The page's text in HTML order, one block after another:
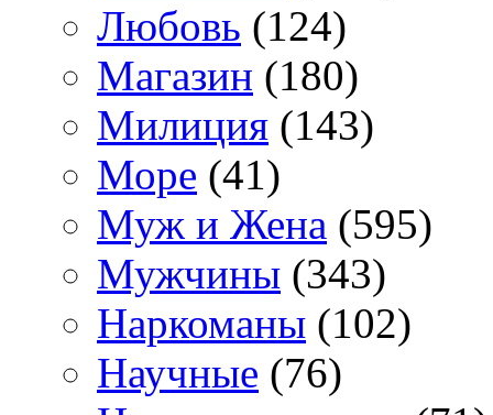
Любовь (124)
Магазин (180)
Милиция (143)
Море (41)
Муж и Жена (595)
Мужчины (343)
Наркоманы (102)
Научные (76)